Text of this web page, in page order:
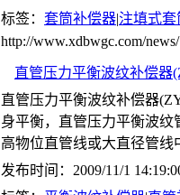
标签： 套筒补偿器|注填式套
http://www.xdbwgc.com/
直管压力平衡波纹补偿器
直管压力平衡波纹补偿器
身平衡，直管压力平衡波
高物位直管线或大直径管线
发布时间：2009/11/1